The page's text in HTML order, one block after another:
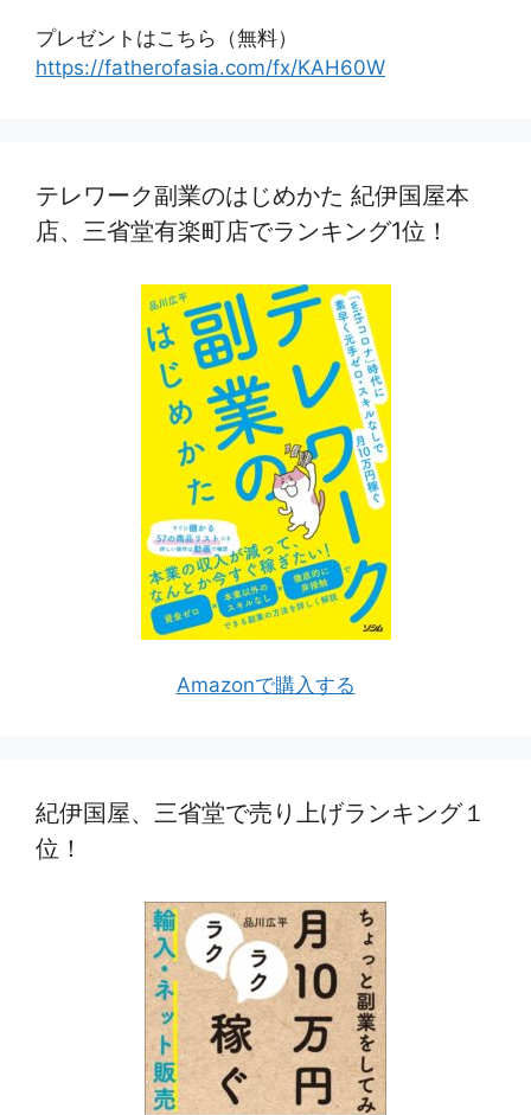
プレゼントはこちら（無料）
https://fatherofasia.com/fx/KAH60W
テレワーク副業のはじめかた 紀伊国屋本
店、三省堂有楽町店でランキング1位！
Amazonで購入する
紀伊国屋、三省堂で売り上げランキング１
位！